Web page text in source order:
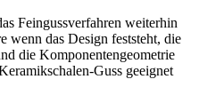
Feingussverfahren weiterhin
wenn das Design feststeht, die
die Komponentengeometrie
Guss geeignet